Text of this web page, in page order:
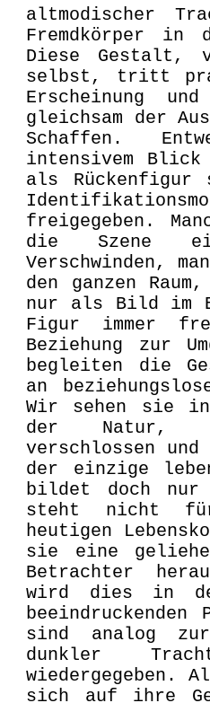
altmodischer
Fremdkörper in
Diese Gestalt,
selbst, tritt
Erscheinung
gleichsam der
Schaffen.
intensivem Blick
als Rückenfigur
freigegeben.
die Szene
Verschwinden,
den ganzen
nur als Bild im
Figur immer
Beziehung zur
begleiten die
an
Wir sehen sie
der Natur,
verschlossen
der einzige
bildet doch
steht nicht
heutigen
sie eine
Betrachter
wird dies in
sind analog
dunkler
wiedergegeben.
sich auf ihre